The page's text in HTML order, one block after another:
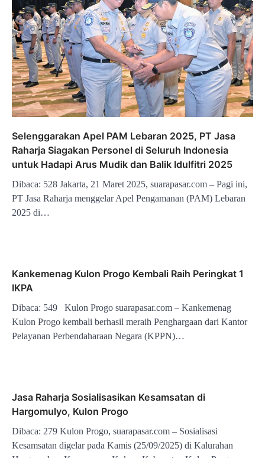
Selenggarakan Apel PAM Lebaran 2025, PT Jasa
Raharja Siagakan Personel di Seluruh Indonesia
untuk Hadapi Arus Mudik dan Balik Idulfitri 2025
Dibaca: 528 Jakarta, 21 Maret 2025, suarapasar.com – Pagi ini,
PT Jasa Raharja menggelar Apel Pengamanan (PAM) Lebaran
2025 di…
Kankemenag Kulon Progo Kembali Raih Peringkat 1
IKPA
Dibaca: 549 Kulon Progo suarapasar.com – Kankemenag
Kulon Progo kembali berhasil meraih Penghargaan dari Kantor
Pelayanan Perbendaharaan Negara (KPPN)…
Jasa Raharja Sosialisasikan Kesamsatan di
Hargomulyo, Kulon Progo
Dibaca: 279 Kulon Progo, suarapasar.com – Sosialisasi
Kesamsatan digelar pada Kamis (25/09/2025) di Kalurahan